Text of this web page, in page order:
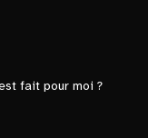
fait pour moi ?